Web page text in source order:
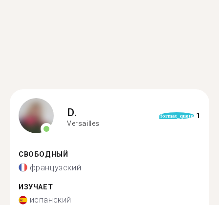
D.
Versailles
format_quote 1
СВОБОДНЫЙ
французский
ИЗУЧАЕТ
испанский